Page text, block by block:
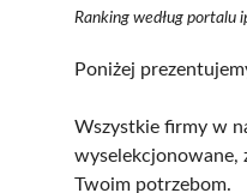
Ranking według portalu
Poniżej
Wszystkie firmy w
wyselekcjonowane,
Twoim potrzebom.